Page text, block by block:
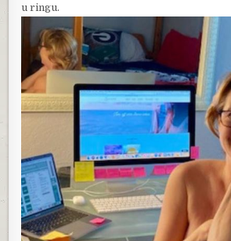
u ringu.